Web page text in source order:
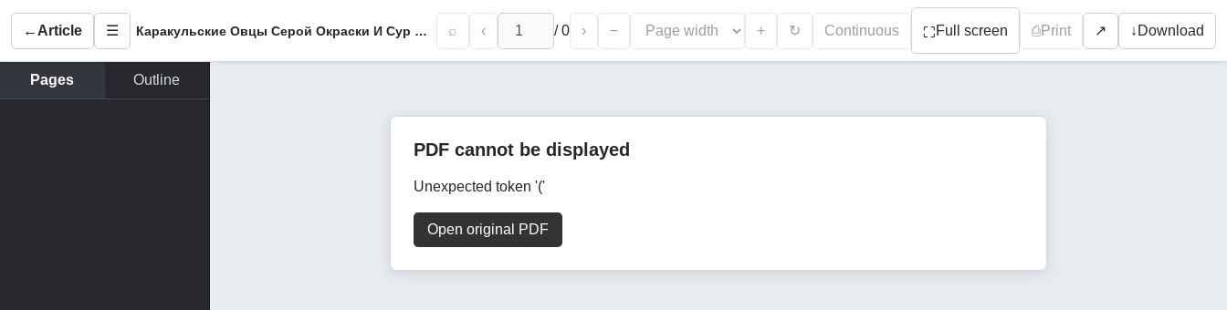
← Article ☰ Каракульские Овцы Серой Окраски И Сур Характеристика Расцветох Каракуля И Проблема Расшорения Их Ассортимента ⌕ ‹ /0 › − + ↻ Continuous ⛶Full screen ⎙Print ↗ ↓ Download
Pages Outline
PDF cannot be displayed
Unexpected token '('
Open original PDF